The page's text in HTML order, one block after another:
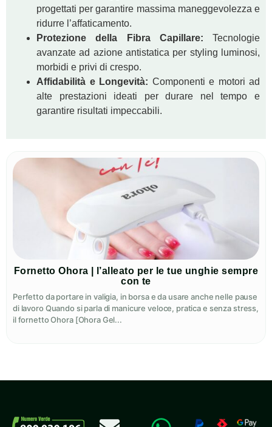
progettati per garantire massima maneggevolezza e
ridurre l’affaticamento.
Protezione della Fibra Capillare: Tecnologie
avanzate ad azione antistatica per styling luminosi,
morbidi e privi di crespo.
Affidabilità e Longevità: Componenti e motori ad
alte prestazioni ideati per durare nel tempo e
garantire risultati impeccabili.
Fornetto Ohora | l’alleato per le tue unghie sempre
con te
Perfetto da portare in valigia, in borsa e da usare anche nelle pause
di lavoro Quando si parla di manicure veloce, pratica e senza stress,
il fornetto Ohora [Ohora Gel...